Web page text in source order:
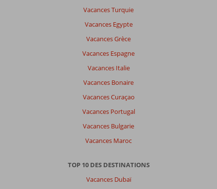
Vacances Turquie
Vacances Egypte
Vacances Grèce
Vacances Espagne
Vacances Italie
Vacances Bonaire
Vacances Curaçao
Vacances Portugal
Vacances Bulgarie
Vacances Maroc
TOP 10 DES DESTINATIONS
Vacances Dubaï